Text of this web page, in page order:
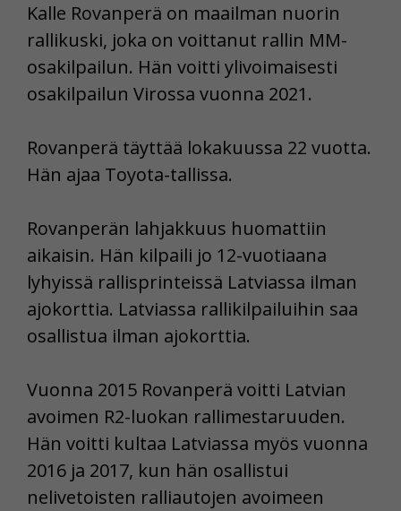
Kalle Rovanperä on maailman nuorin
rallikuski, joka on voittanut rallin MM-
osakilpailun. Hän voitti ylivoimaisesti
osakilpailun Virossa vuonna 2021.
Rovanperä täyttää lokakuussa 22 vuotta.
Hän ajaa Toyota-tallissa.
Rovanperän lahjakkuus huomattiin
aikaisin. Hän kilpaili jo 12-vuotiaana
lyhyissä rallisprinteissä Latviassa ilman
ajokorttia. Latviassa rallikilpailuihin saa
osallistua ilman ajokorttia.
Vuonna 2015 Rovanperä voitti Latvian
avoimen R2-luokan rallimestaruuden.
Hän voitti kultaa Latviassa myös vuonna
2016 ja 2017, kun hän osallistui
nelivetoisten ralliautojen avoimeen